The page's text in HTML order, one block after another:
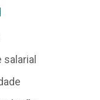
salarial